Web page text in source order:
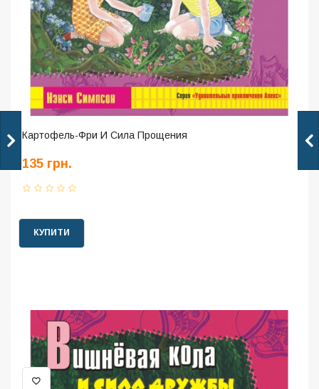
Картофель-Фри И Сила Прощения
135 грн.
КУПИТИ